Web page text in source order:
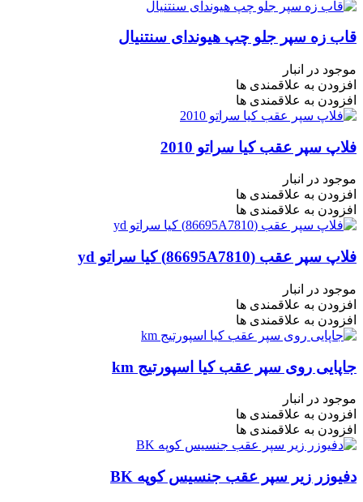
قاب زه سپر جلو چپ هیوندای سنتنیال
موجود در انبار
افزودن به علاقمندی ها
افزودن به علاقمندی ها
فلاپ سپر عقب کیا سراتو 2010
موجود در انبار
افزودن به علاقمندی ها
افزودن به علاقمندی ها
فلاپ سپر عقب (86695A7810) کیا سراتو yd
موجود در انبار
افزودن به علاقمندی ها
افزودن به علاقمندی ها
جاپايی روی سپر عقب کیا اسپورتیج km
موجود در انبار
افزودن به علاقمندی ها
افزودن به علاقمندی ها
دفیوزر زیر سپر عقب جنسیس کوپه BK